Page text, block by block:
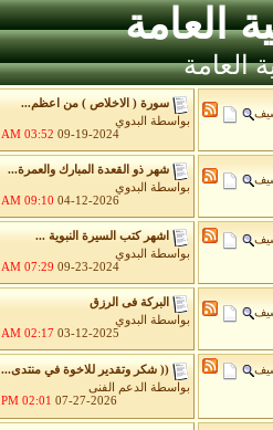
العامة
العامة
سورة ( الاخلاص ) من اعظم...
بواسطة
البدوي
09-19-2024
03:52 AM
شهر ذو القعدة المبارك والعمرة...
بواسطة
البدوي
04-12-2026
09:10 AM
اشهر كتب السيرة النبوية ...
بواسطة
البدوي
09-23-2024
07:29 AM
البركة فى الرزق
بواسطة
البدوي
03-12-2025
02:17 AM
(( شكر وتقدير للاخوة في منتدى...
بواسطة
الدعم الفنى
07-27-2026
02:01 PM